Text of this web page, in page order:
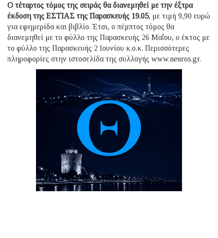
Ο τέταρτος τόμος της σειράς θα διανεμηθεί με την έξτρα
έκδοση της ΕΣΤΙΑΣ της Παρασκευής 19.05, με τιμή 9,90 ευρώ
για εφημερίδα και βιβλίο. Έτσι, ο πέμπτος τόμος θα
διανεμηθεί με το φύλλο της Παρασκευής 26 Μαΐου, ο έκτος με
το φύλλο της Παρασκευής 2 Ιουνίου κ.ο.κ. Περισσότερες
πληροφορίες στην ιστοσελίδα της συλλογής www.neuros.gr.